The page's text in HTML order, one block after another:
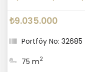
₺9.035.000
Portföy No: 32685
75 m2